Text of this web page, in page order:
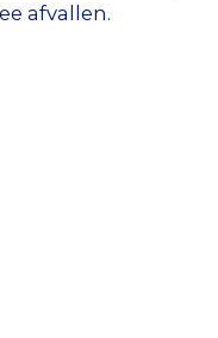
afvallen.